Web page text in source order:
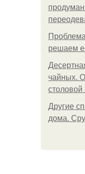
решаем
чайных.
столовой
Другие
дома.